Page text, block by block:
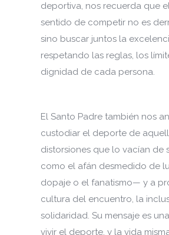
deportiva, nos recuerda que
sentido de competir no es
sino buscar juntos la
respetando las reglas, los
dignidad de cada persona.
El Santo Padre también nos
custodiar el deporte de
distorsiones que lo vacían de
como el afán desmedido de
dopaje o el fanatismo— y a
cultura del encuentro, la
solidaridad. Su mensaje es
vivir el deporte, y la vida